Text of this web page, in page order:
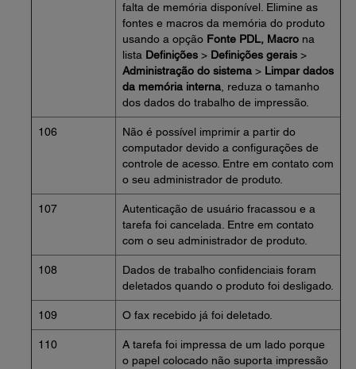
falta de memória disponível. Elimine as
fontes e macros da memória do produto
usando a opção Fonte PDL, Macro na
lista Definições > Definições gerais >
Administração do sistema > Limpar dados
da memória interna , reduza o tamanho
dos dados do trabalho de impressão.
106
Não é possível imprimir a partir do
computador devido a configurações de
controle de acesso. Entre em contato com
o seu administrador de produto.
107
Autenticação de usuário fracassou e a
tarefa foi cancelada. Entre em contato
com o seu administrador de produto.
108
Dados de trabalho confidenciais foram
deletados quando o produto foi desligado.
109 O fax recebido já foi deletado.
110
A tarefa foi impressa de um lado porque
o papel colocado não suporta impressão